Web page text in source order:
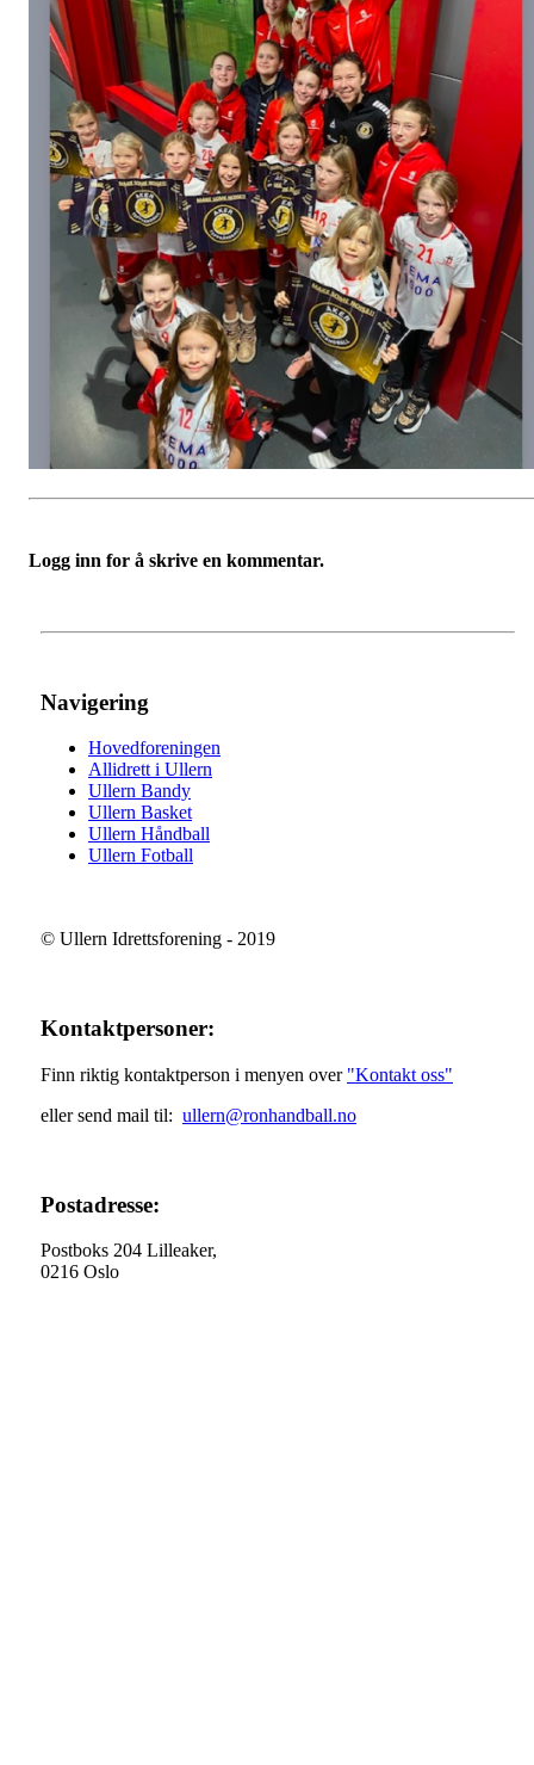
Logg inn for å skrive en kommentar.
Navigering
Hovedforeningen
Allidrett i Ullern
Ullern Bandy
Ullern Basket
Ullern Håndball
Ullern Fotball
© Ullern Idrettsforening - 2019
Kontaktpersoner:
Finn riktig kontaktperson i menyen over "Kontakt oss"
eller send mail til: ullern@ronhandball.no
Postadresse:
Postboks 204 Lilleaker,
0216 Oslo